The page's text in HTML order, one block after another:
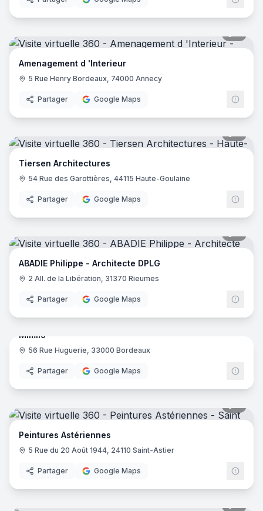
Amenagement d 'Interieur
5 Rue Henry Bordeaux, 74000 Annecy
Partager Google Maps
Tiersen Architectures
54 Rue des Garottières, 44115 Haute-Goulaine
Partager Google Maps
ABADIE Philippe - Architecte DPLG
2 All. de la Libération, 31370 Rieumes
Partager Google Maps
11
Mimilo
56 Rue Huguerie, 33000 Bordeaux
Partager Google Maps
Peintures Astériennes
5 Rue du 20 Août 1944, 24110 Saint-Astier
Partager Google Maps